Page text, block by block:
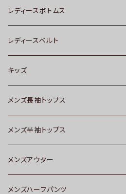
レディースボトムス
レディースベルト
キッズ
メンズ長袖トップス
メンズ半袖トップス
メンズアウター
メンズハーフパンツ